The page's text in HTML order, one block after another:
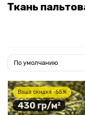
Ткань
Ваша скидка -55%
430 гр/м²